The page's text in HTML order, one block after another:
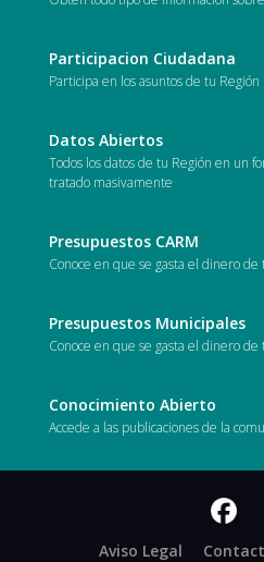
Participacion Ciudadana
Participa en los asuntos de tu Región
Datos Abiertos
Todos los datos de tu Región en un
tratado masivamente
Presupuestos CARM
Conoce en que se gasta el dinero
Presupuestos Municipales
Conoce en que se gasta el dinero
Conocimiento Abierto
Accede a las publicaciones de la
Aviso Legal